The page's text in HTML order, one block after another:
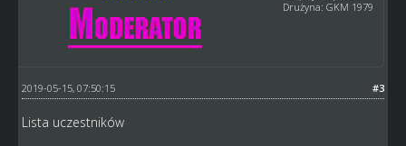
Drużyna: GKM 1979
#3
2019-05-15, 07:50:15
Lista uczestników